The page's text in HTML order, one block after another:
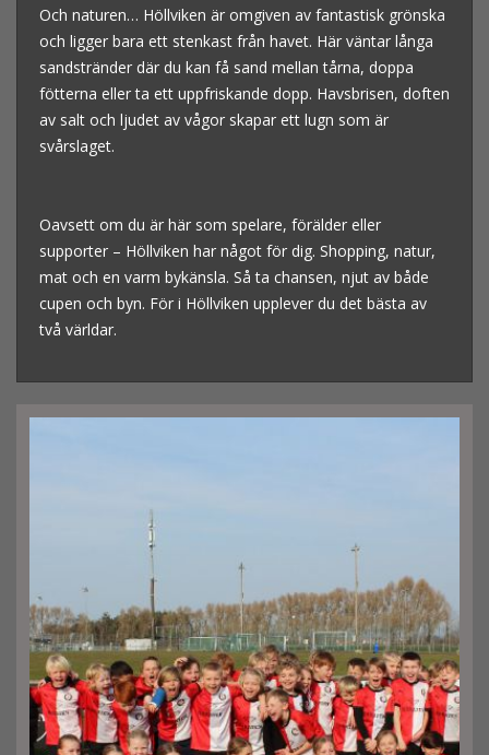
Och naturen… Höllviken är omgiven av fantastisk grönska
och ligger bara ett stenkast från havet. Här väntar långa
sandstränder där du kan få sand mellan tårna, doppa
fötterna eller ta ett uppfriskande dopp. Havsbrisen, doften
av salt och ljudet av vågor skapar ett lugn som är
svårslaget.
Oavsett om du är här som spelare, förälder eller
supporter – Höllviken har något för dig. Shopping, natur,
mat och en varm bykänsla. Så ta chansen, njut av både
cupen och byn. För i Höllviken upplever du det bästa av
två världar.